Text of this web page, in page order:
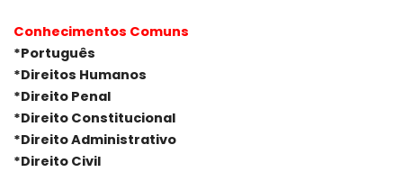
Conhecimentos Comuns
*Português
*Direitos Humanos
*Direito Penal
*Direito Constitucional
*Direito Administrativo
*Direito Civil